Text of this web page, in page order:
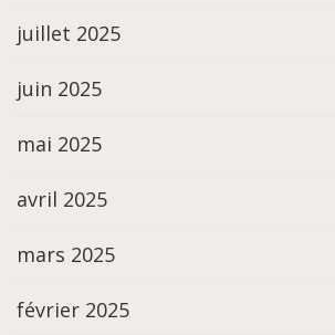
juillet 2025
juin 2025
mai 2025
avril 2025
mars 2025
février 2025